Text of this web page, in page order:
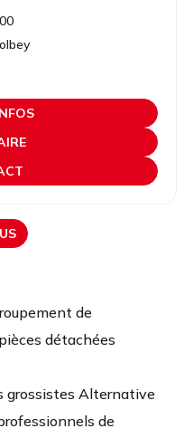
de
détachées
grossistes Alternative
de